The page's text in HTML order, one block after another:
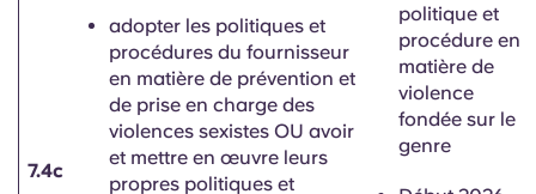
7.4c
adopter les politiques et
procédures du fournisseur
en matière de prévention et
de prise en charge des
violences sexistes OU avoir
et mettre en œuvre leurs
propres politiques et
politique et
procédure en
matière de
violence
fondée sur le
genre